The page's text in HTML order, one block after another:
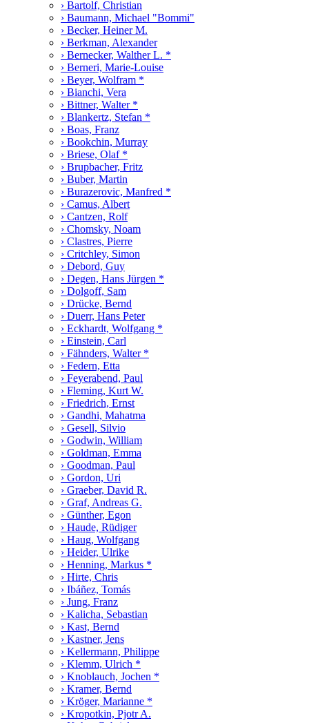
› Bartolf, Christian
› Baumann, Michael "Bommi"
› Becker, Heiner M.
› Berkman, Alexander
› Bernecker, Walther L. *
› Berneri, Marie-Louise
› Beyer, Wolfram *
› Bianchi, Vera
› Bittner, Walter *
› Blankertz, Stefan *
› Boas, Franz
› Bookchin, Murray
› Briese, Olaf *
› Brupbacher, Fritz
› Buber, Martin
› Burazerovic, Manfred *
› Camus, Albert
› Cantzen, Rolf
› Chomsky, Noam
› Clastres, Pierre
› Critchley, Simon
› Debord, Guy
› Degen, Hans Jürgen *
› Dolgoff, Sam
› Drücke, Bernd
› Duerr, Hans Peter
› Eckhardt, Wolfgang *
› Einstein, Carl
› Fähnders, Walter *
› Federn, Etta
› Feyerabend, Paul
› Fleming, Kurt W.
› Friedrich, Ernst
› Gandhi, Mahatma
› Gesell, Silvio
› Godwin, William
› Goldman, Emma
› Goodman, Paul
› Gordon, Uri
› Graeber, David R.
› Graf, Andreas G.
› Günther, Egon
› Haude, Rüdiger
› Haug, Wolfgang
› Heider, Ulrike
› Henning, Markus *
› Hirte, Chris
› Ibáñez, Tomás
› Jung, Franz
› Kalicha, Sebastian
› Kast, Bernd
› Kastner, Jens
› Kellermann, Philippe
› Klemm, Ulrich *
› Knoblauch, Jochen *
› Kramer, Bernd
› Kröger, Marianne *
› Kropotkin, Pjotr A.